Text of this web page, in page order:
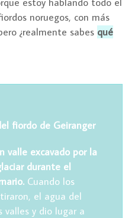
noruegos, con más
¿realmente sabes qué
valle excavado por la
durante el
Cuando los
el agua del
valles y dio lugar a